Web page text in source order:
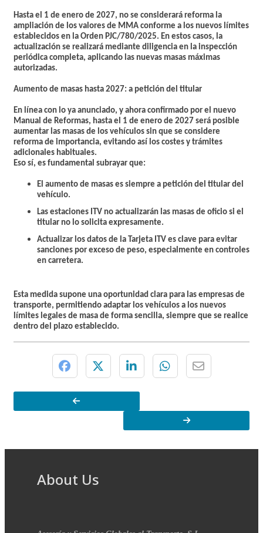
Hasta el 1 de enero de 2027, no se considerará reforma la
ampliación de los valores de MMA conforme a los nuevos límites
establecidos en la Orden PJC/780/2025. En estos casos, la
actualización se realizará mediante diligencia en la inspección
periódica completa, aplicando las nuevas masas máximas
autorizadas.
Aumento de masas hasta 2027: a petición del titular
En línea con lo ya anunciado, y ahora confirmado por el nuevo
Manual de Reformas, hasta el 1 de enero de 2027 será posible
aumentar las masas de los vehículos sin que se considere
reforma de importancia, evitando así los costes y trámites
adicionales habituales.
Eso sí, es fundamental subrayar que:
El aumento de masas es siempre a petición del titular del
vehículo.
Las estaciones ITV no actualizarán las masas de oficio si el
titular no lo solicita expresamente.
Actualizar los datos de la Tarjeta ITV es clave para evitar
sanciones por exceso de peso, especialmente en controles
en carretera.
Esta medida supone una oportunidad clara para las empresas de
transporte, permitiendo adaptar los vehículos a los nuevos
límites legales de masa de forma sencilla, siempre que se realice
dentro del plazo establecido.
About Us